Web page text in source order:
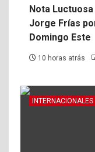
Nota
Jorge Frías
Domingo Este
10 horas atrás
INTERNACIONALES